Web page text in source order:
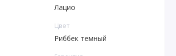
Лацио
Цвет
Риббек темный